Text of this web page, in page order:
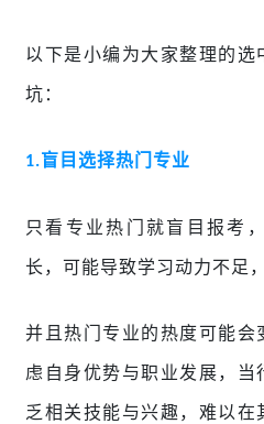
以下是小编为大家整理的选
坑：
1.盲目选择热门专业
只看专业热门就盲目报考
长，可能导致学习动力不足
并且热门专业的热度可能会
虑自身优势与职业发展，当
乏相关技能与兴趣，难以